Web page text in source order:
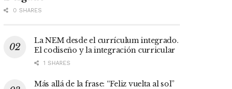
0 SHARES
La NEM desde el currículum integrado.
El codiseño y la integración curricular
1 SHARES
Más allá de la frase: “Feliz vuelta al sol”